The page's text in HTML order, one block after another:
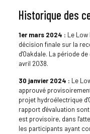
Historique des
1er mars 2024 : Le
décision finale sur la
d'Oakdale. La période
avril 2038.
30 janvier 2024 : Le
approuvé
projet hydroélectrique
rapport d'évaluation
est provisoire, dans
les participants ayant